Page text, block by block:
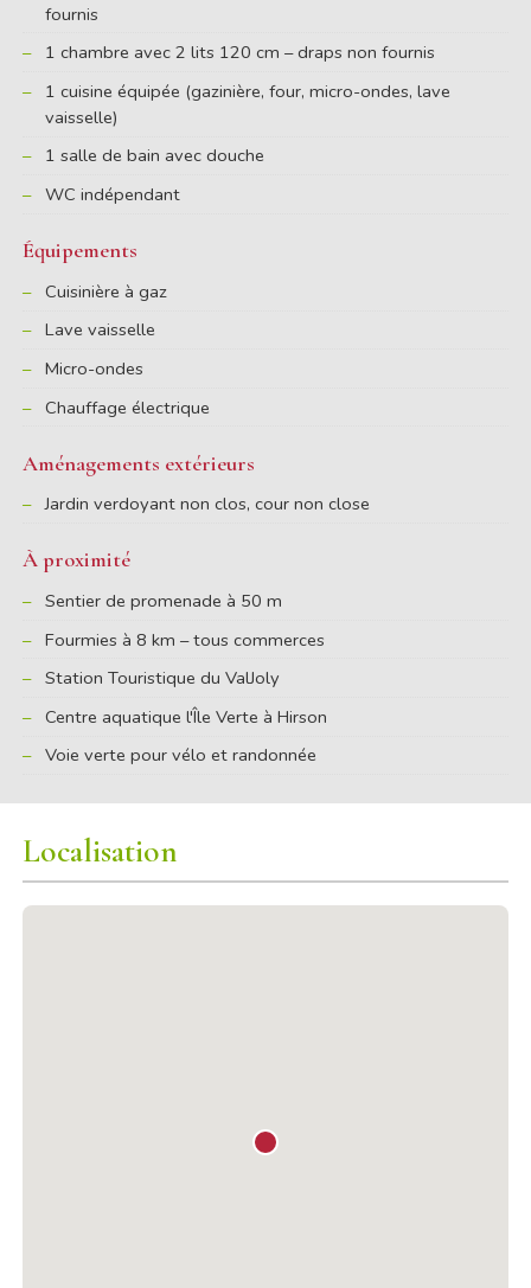
fournis
1 chambre avec 2 lits 120 cm – draps non fournis
1 cuisine équipée (gazinière, four, micro-ondes, lave
vaisselle)
1 salle de bain avec douche
WC indépendant
Équipements
Cuisinière à gaz
Lave vaisselle
Micro-ondes
Chauffage électrique
Aménagements extérieurs
Jardin verdoyant non clos, cour non close
À proximité
Sentier de promenade à 50 m
Fourmies à 8 km – tous commerces
Station Touristique du ValJoly
Centre aquatique l'Île Verte à Hirson
Voie verte pour vélo et randonnée
Localisation